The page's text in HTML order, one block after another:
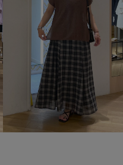
クーポン対象商品 コットン
サステナブル サンダル シ
ト スカーフ スッキリ
ップ対象商品 ソックス タイツ
テーパード デイリーで活躍
ナイロン ニット